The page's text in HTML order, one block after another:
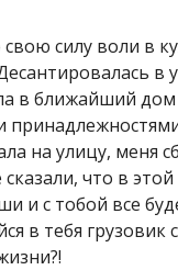
силу воли в
в
в ближайший дом
на улицу, меня
что в
и с тобой все
в тебя грузовик